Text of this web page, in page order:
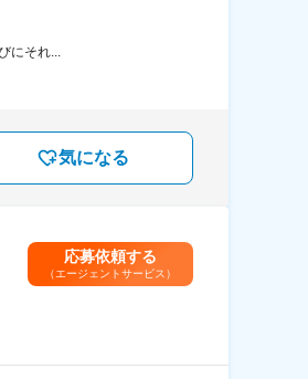
それ...
気になる
応募依頼する
（エージェントサービス）